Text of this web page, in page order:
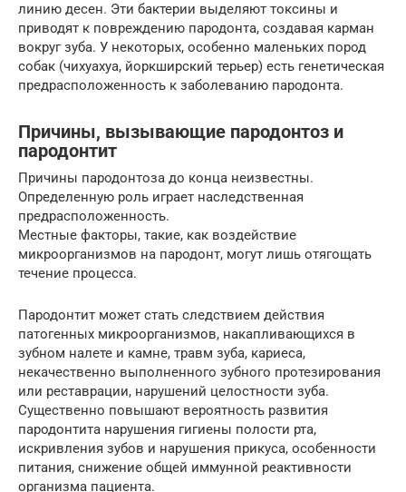
линию десен. Эти бактерии выделяют токсины и
приводят к повреждению пародонта, создавая карман
вокруг зуба. У некоторых, особенно маленьких пород
собак (чихуахуа, йоркширский терьер) есть генетическая
предрасположенность к заболеванию пародонта.
Причины, вызывающие пародонтоз и
пародонтит
Причины пародонтоза до конца неизвестны.
Определенную роль играет наследственная
предрасположенность.
Местные факторы, такие, как воздействие
микроорганизмов на пародонт, могут лишь отягощать
течение процесса.
Пародонтит может стать следствием действия
патогенных микроорганизмов, накапливающихся в
зубном налете и камне, травм зуба, кариеса,
некачественно выполненного зубного протезирования
или реставрации, нарушений целостности зуба.
Существенно повышают вероятность развития
пародонтита нарушения гигиены полости рта,
искривления зубов и нарушения прикуса, особенности
питания, снижение общей иммунной реактивности
организма пациента.